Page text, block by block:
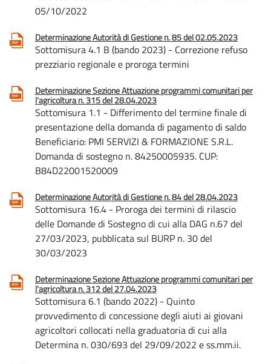
05/10/2022
Determinazione Autorità di Gestione n. 85 del 02.05.2023
Sottomisura 4.1 B (bando 2023) - Correzione refuso
prezziario regionale e proroga termini
Determinazione Sezione Attuazione programmi comunitari per
l'agricoltura n. 315 del 28.04.2023
Sottomisura 1.1 - Differimento del termine finale di
presentazione della domanda di pagamento di saldo
Beneficiario: PMI SERVIZI & FORMAZIONE S.R.L.
Domanda di sostegno n. 84250005935. CUP:
B84D22001520009
Determinazione Autorità di Gestione n. 84 del 28.04.2023
Sottomisura 16.4 - Proroga dei termini di rilascio
delle Domande di Sostegno di cui alla DAG n.67 del
27/03/2023, pubblicata sul BURP n. 30 del
30/03/2023
Determinazione Sezione Attuazione programmi comunitari per
l'agricoltura n. 312 del 27.04.2023
Sottomisura 6.1 (bando 2022) - Quinto
provvedimento di concessione degli aiuti ai giovani
agricoltori collocati nella graduatoria di cui alla
Determina n. 030/693 del 29/09/2022 e ss.mm.ii.